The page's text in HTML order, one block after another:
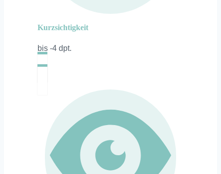
Kurzsichtigkeit
bis -4 dpt.